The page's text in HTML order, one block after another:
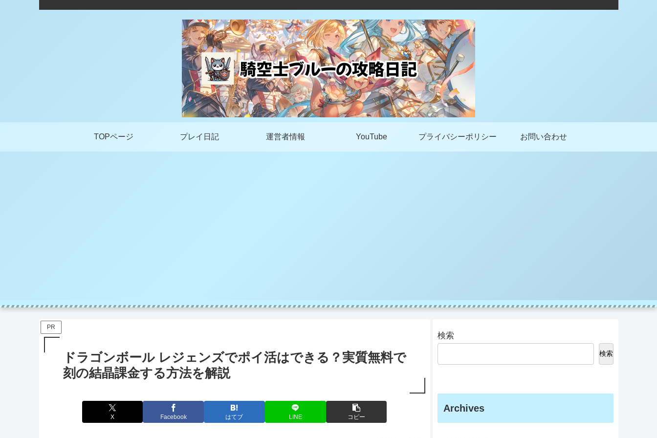
TOPページ プレイ日記 運営者情報 YouTube プライバシーポリシー お問い合わせ
PR
ドラゴンボール レジェンズでポイ活はできる？実質無料で
刻の結晶課金する方法を解説
X Facebook はてブ LINE コピー
検索
検索
Archives